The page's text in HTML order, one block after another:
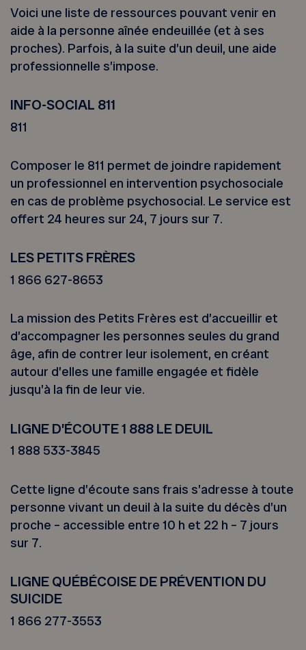
Voici une liste de ressources pouvant venir en
aide à la personne aînée endeuillée (et à ses
proches). Parfois, à la suite d’un deuil, une aide
professionnelle s’impose.
INFO-SOCIAL 811
811
Composer le 811 permet de joindre rapidement
un professionnel en intervention psychosociale
en cas de problème psychosocial. Le service est
offert 24 heures sur 24, 7 jours sur 7.
LES PETITS FRÈRES
1 866 627-8653
La mission des Petits Frères est d’accueillir et
d’accompagner les personnes seules du grand
âge, afin de contrer leur isolement, en créant
autour d’elles une famille engagée et fidèle
jusqu’à la fin de leur vie.
LIGNE D’ÉCOUTE 1 888 LE DEUIL
1 888 533-3845
Cette ligne d’écoute sans frais s’adresse à toute
personne vivant un deuil à la suite du décès d’un
proche – accessible entre 10 h et 22 h – 7 jours
sur 7.
LIGNE QUÉBÉCOISE DE PRÉVENTION DU
SUICIDE
1 866 277-3553